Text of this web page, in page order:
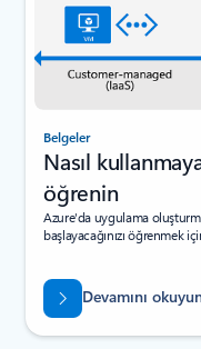
Belgeler
Nasıl
öğrenin
Azure'da uygulama
başlayacağınızı öğrenmek
Devamını